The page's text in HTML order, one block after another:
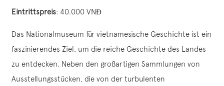
Eintrittspreis: 40.000 VNĐ
Das Nationalmuseum für vietnamesische Geschichte ist ein
faszinierendes Ziel, um die reiche Geschichte des Landes
zu entdecken. Neben den großartigen Sammlungen von
Ausstellungsstücken, die von der turbulenten